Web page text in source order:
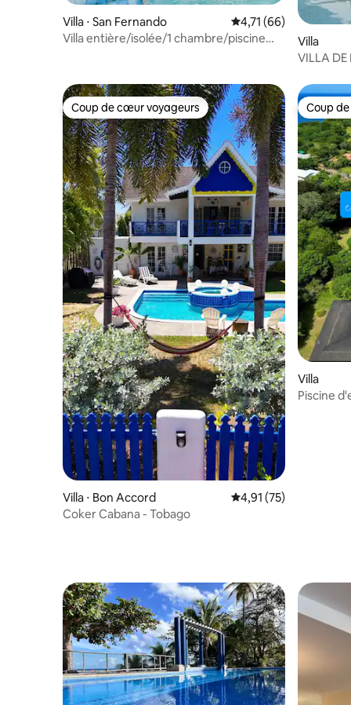
Villa ⋅ San Fernando Évaluation moyenne
4,71 (66)
Villa entière/isolée/1 chambre/piscine
Villa
VILLA DE
Coup de cœur voyageurs
Coup de cœur voyageurs
Villa ⋅ Bon Accord Évaluation moyenne
4,91 (75)
Coker Cabana - Tobago
Coup
Coup
Villa
Piscine